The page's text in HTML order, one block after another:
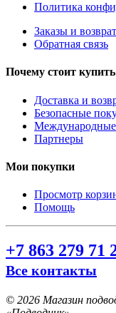
Политика
Заказы и
Обратная связь
Почему стоит купить
Доставка и
Безопасные
Международные
Партнеры
Мои покупки
Просмотр
Помощь
+7 863 279 71
Все контакты
© 2026 Магазин